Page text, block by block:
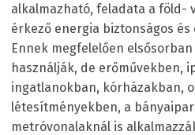
alkalmazható, feladata a föld-
érkező energia biztonságos és
Ennek megfelelően
használják, de erőművekben,
ingatlanokban, kórházakban,
létesítményekben, a
metróvonalaknál is